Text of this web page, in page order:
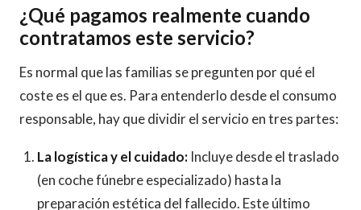
¿Qué pagamos realmente cuando
contratamos este servicio?
Es normal que las familias se pregunten por qué el
coste es el que es. Para entenderlo desde el consumo
responsable, hay que dividir el servicio en tres partes:
La logística y el cuidado: Incluye desde el traslado
(en coche fúnebre especializado) hasta la
preparación estética del fallecido. Este último